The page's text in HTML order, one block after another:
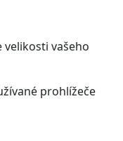
vašeho
prohlížeče